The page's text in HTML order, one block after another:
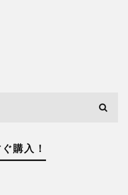
購入！